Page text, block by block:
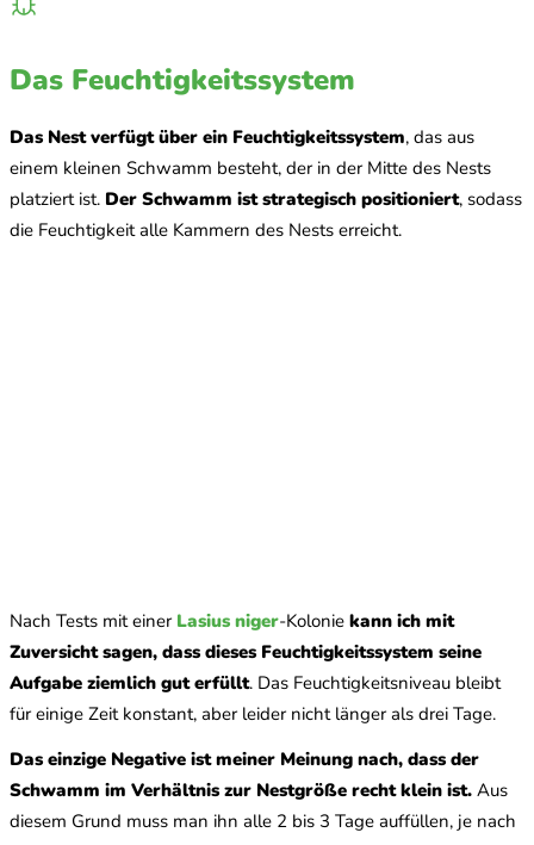
Das Feuchtigkeitssystem
Das Nest verfügt über ein Feuchtigkeitssystem, das aus
einem kleinen Schwamm besteht, der in der Mitte des Nests
platziert ist. Der Schwamm ist strategisch positioniert, sodass
die Feuchtigkeit alle Kammern des Nests erreicht.
Nach Tests mit einer Lasius niger-Kolonie kann ich mit
Zuversicht sagen, dass dieses Feuchtigkeitssystem seine
Aufgabe ziemlich gut erfüllt. Das Feuchtigkeitsniveau bleibt
für einige Zeit konstant, aber leider nicht länger als drei Tage.
Das einzige Negative ist meiner Meinung nach, dass der
Schwamm im Verhältnis zur Nestgröße recht klein ist. Aus
diesem Grund muss man ihn alle 2 bis 3 Tage auffüllen, je nach